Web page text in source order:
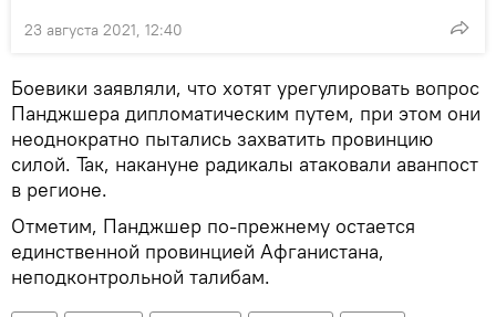
23 августа 2021, 12:40
Боевики заявляли, что хотят урегулировать вопрос
Панджшера дипломатическим путем, при этом они
неоднократно пытались захватить провинцию
силой. Так, накануне радикалы атаковали аванпост
в регионе.
Отметим, Панджшер по-прежнему остается
единственной провинцией Афганистана,
неподконтрольной талибам.